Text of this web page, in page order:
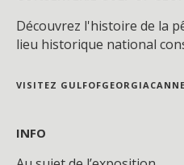
Découvrez l'histoire de la
lieu historique national
VISITEZ
INFO